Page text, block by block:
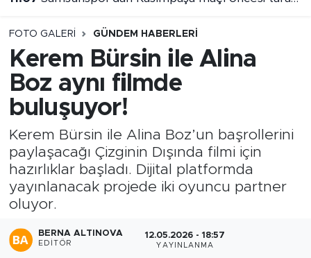
10:52 Bakan Memişoğlu'ndan Samsun Şehir Hastanesi değerlendirmesi
FOTO GALERI GÜNDEM HABERLERI
Kerem Bürsin ile Alina
Boz aynı filmde
buluşuyor!
Kerem Bürsin ile Alina Boz’un başrollerini
paylaşacağı Çizginin Dışında filmi için
hazırlıklar başladı. Dijital platformda
yayınlanacak projede iki oyuncu partner
oluyor.
BERNA ALTINOVA
EDITÖR
12.05.2026 - 18:57
YAYINLANMA
Samsun Namaz Vakitleri
Süper Lig Puan Durumu ve Fikstür
Tüm Manşetler
Son Dakika Haberleri
Haber Arşivi